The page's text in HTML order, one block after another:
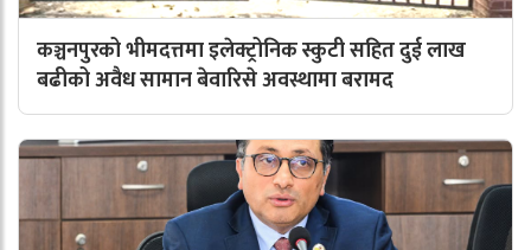
कञ्चनपुरको भीमदत्तमा इलेक्ट्रोनिक स्कुटी सहित दुई लाख
बढीको अवैध सामान बेवारिसे अवस्थामा बरामद